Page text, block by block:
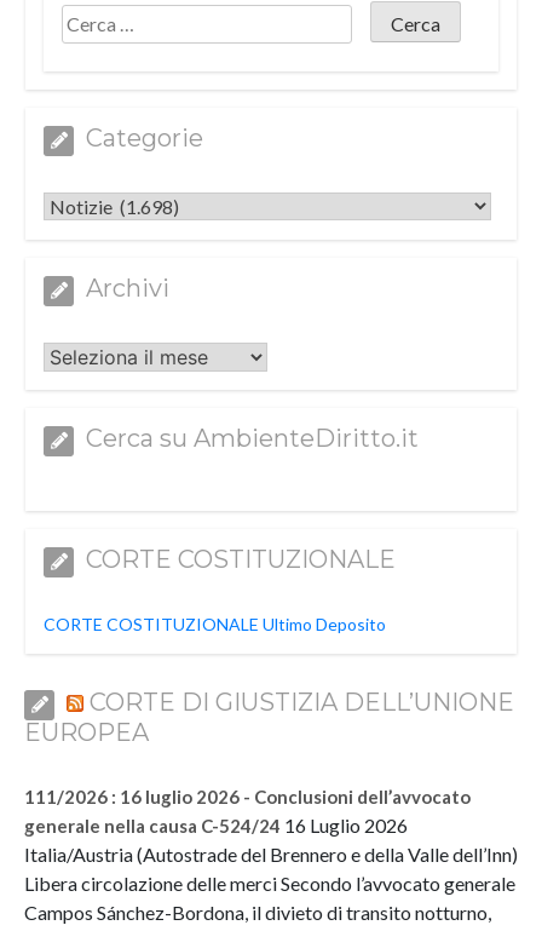
Categorie
Categorie
Archivi
Archivi
Cerca su AmbienteDiritto.it
CORTE COSTITUZIONALE
CORTE COSTITUZIONALE Ultimo Deposito
CORTE DI GIUSTIZIA DELL’UNIONE
EUROPEA
111/2026 : 16 luglio 2026 - Conclusioni dell’avvocato
generale nella causa C-524/24 16 Luglio 2026
Italia/Austria (Autostrade del Brennero e della Valle dell’Inn)
Libera circolazione delle merci Secondo l’avvocato generale
Campos Sánchez-Bordona, il divieto di transito notturno,